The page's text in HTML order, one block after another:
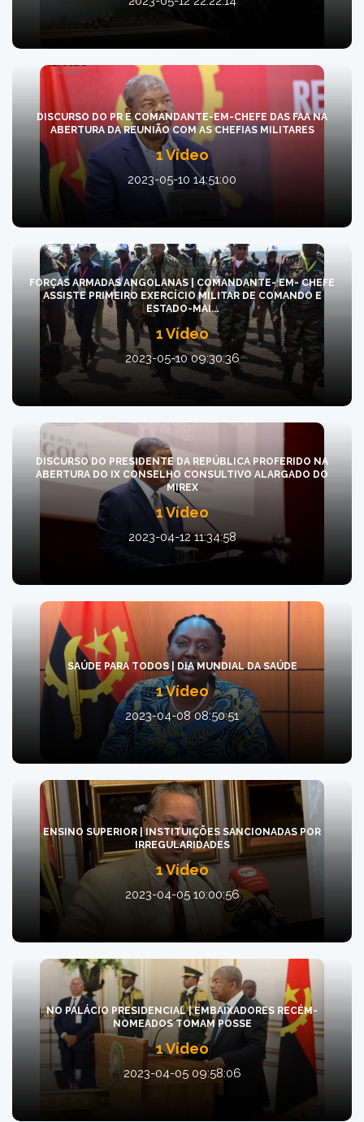
DISCURSO DO PR E COMANDANTE-EM-CHEFE DAS FAA NA
ABERTURA DA REUNIÃO COM AS CHEFIAS MILITARES
1 Vídeo
2023-05-10 14:51:00
FORÇAS ARMADAS ANGOLANAS | COMANDANTE- EM- CHEFE
ASSISTE PRIMEIRO EXERCÍCIO MILITAR DE COMANDO E
ESTADO-MAI...
1 Vídeo
2023-05-10 09:30:36
DISCURSO DO PRESIDENTE DA REPÚBLICA PROFERIDO NA
ABERTURA DO IX CONSELHO CONSULTIVO ALARGADO DO
MIREX
1 Vídeo
2023-04-12 11:34:58
SAÚDE PARA TODOS | DIA MUNDIAL DA SAÚDE
1 Vídeo
2023-04-08 08:50:51
ENSINO SUPERIOR | INSTITUIÇÕES SANCIONADAS POR
IRREGULARIDADES
1 Vídeo
2023-04-05 10:00:56
NO PALÁCIO PRESIDENCIAL | EMBAIXADORES RECÉM-
NOMEADOS TOMAM POSSE
1 Vídeo
2023-04-05 09:58:06